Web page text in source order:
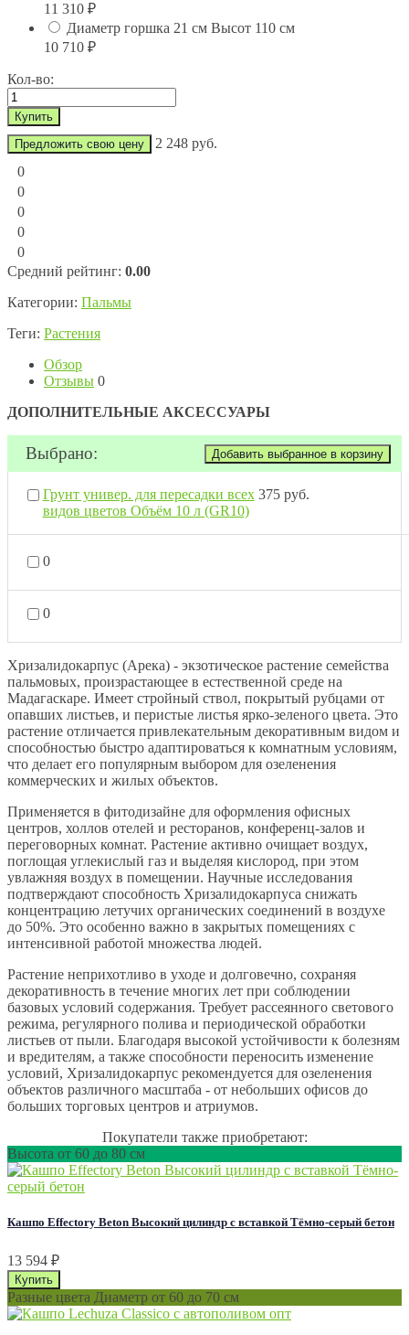
11 310 ₽
Диаметр горшка 21 см Высот 110 см
10 710 ₽
Кол-во:
Предложить свою цену
2 248 руб.
0
0
0
0
0
Средний рейтинг: 0.00
Категории: Пальмы
Теги: Растения
Обзор
Отзывы 0
ДОПОЛНИТЕЛЬНЫЕ АКСЕССУАРЫ
Выбрано:
Грунт универ. для пересадки всех
видов цветов Объём 10 л (GR10)
375 руб.
0
0
Хризалидокарпус (Арека) - экзотическое растение семейства
пальмовых, произрастающее в естественной среде на
Мадагаскаре. Имеет стройный ствол, покрытый рубцами от
опавших листьев, и перистые листья ярко-зеленого цвета. Это
растение отличается привлекательным декоративным видом и
способностью быстро адаптироваться к комнатным условиям,
что делает его популярным выбором для озеленения
коммерческих и жилых объектов.
Применяется в фитодизайне для оформления офисных
центров, холлов отелей и ресторанов, конференц-залов и
переговорных комнат. Растение активно очищает воздух,
поглощая углекислый газ и выделяя кислород, при этом
увлажняя воздух в помещении. Научные исследования
подтверждают способность Хризалидокарпуса снижать
концентрацию летучих органических соединений в воздухе
до 50%. Это особенно важно в закрытых помещениях с
интенсивной работой множества людей.
Растение неприхотливо в уходе и долговечно, сохраняя
декоративность в течение многих лет при соблюдении
базовых условий содержания. Требует рассеянного светового
режима, регулярного полива и периодической обработки
листьев от пыли. Благодаря высокой устойчивости к болезням
и вредителям, а также способности переносить изменение
условий, Хризалидокарпус рекомендуется для озеленения
объектов различного масштаба - от небольших офисов до
больших торговых центров и атриумов.
Покупатели также приобретают:
Высота от 60 до 80 см
Кашпо Effectory Beton Высокий цилиндр с вставкой Тёмно-серый бетон
13 594 ₽
Разные цвета Диаметр от 60 до 70 см